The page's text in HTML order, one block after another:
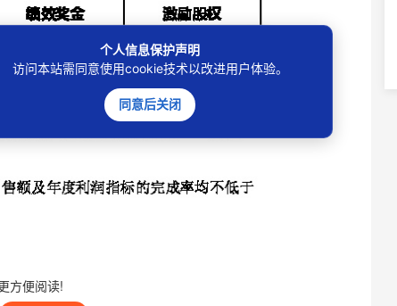
方便阅读!
个人信息保护声明
访问本站需同意使用cookie技术以改进用户体验。
同意后关闭